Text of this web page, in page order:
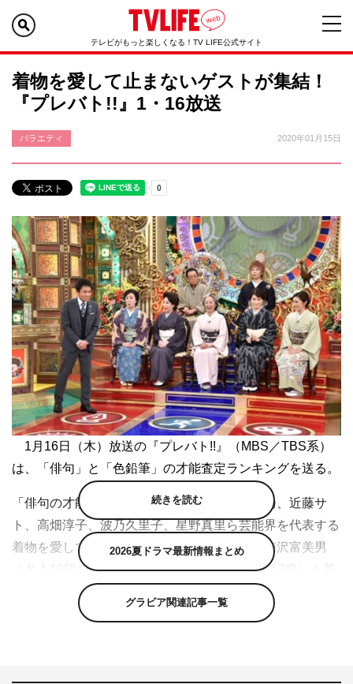
テレビがもっと楽しくなる！TV LIFE公式サイト
着物を愛して止まないゲストが集結！
『プレバト!!』1・16放送
バラエティ 2020年01月15日
1月16日（木）放送の『プレバト!!』（MBS／TBS系）
は、「俳句」と「色鉛筆」の才能査定ランキングを送る。
「俳句の才能査定ランキング」は、市川由紀乃、近藤サ
ト、高畑淳子、波乃久里子、星野真里ら芸能界を代表する
着物を愛して止まないゲストが集結。また、梅沢富美男
（名人10段）、ミッツ・マングローブ（特待生2級）も着
物姿で登場する。
そんなゲストたちに出題されたのは親和性のある「着物
続きを読む
2026夏ドラマ最新情報まとめ
グラビア関連記事一覧